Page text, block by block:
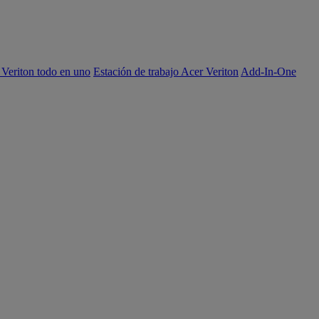
todo en uno Estación de trabajo Acer Veriton Add-In-One